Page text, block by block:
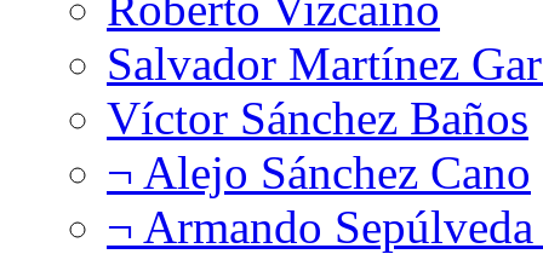
Salvador Martínez
Víctor Sánchez Baños
¬ Alejo Sánchez Cano
¬ Armando